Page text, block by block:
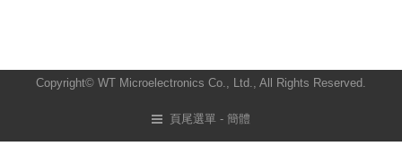
Copyright© WT Microelectronics Co., Ltd., All Rights Reserved.
頁尾選單 - 簡體